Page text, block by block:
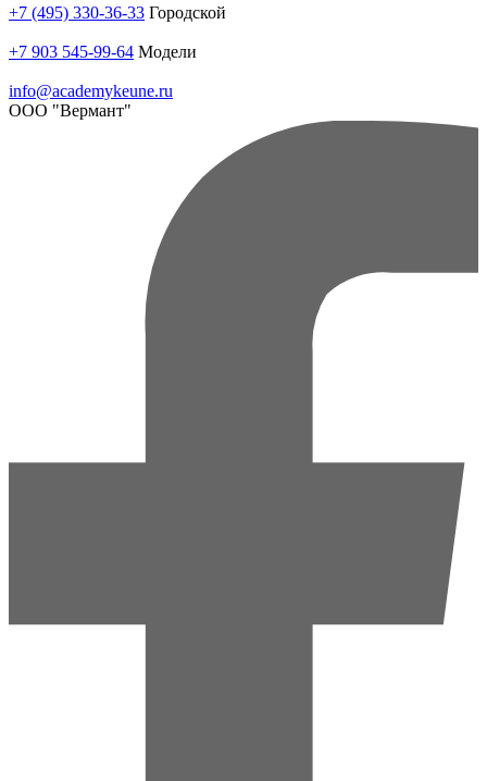
+7 (495) 330-36-33 Городской
+7 903 545-99-64 Модели
info@academykeune.ru
ООО "Вермант"